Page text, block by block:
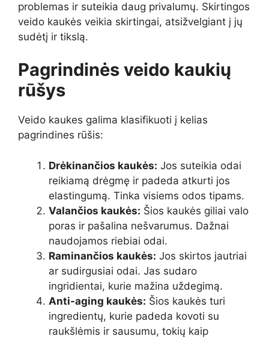
problemas ir suteikia daug privalumų. Skirtingos
veido kaukės veikia skirtingai, atsižvelgiant į jų
sudėtį ir tikslą.
Pagrindinės veido kaukių
rūšys
Veido kaukes galima klasifikuoti į kelias
pagrindines rūšis:
Drėkinančios kaukės: Jos suteikia odai
reikiamą drėgmę ir padeda atkurti jos
elastingumą. Tinka visiems odos tipams.
Valančios kaukės: Šios kaukės giliai valo
poras ir pašalina nešvarumus. Dažnai
naudojamos riebiai odai.
Raminančios kaukės: Jos skirtos jautriai
ar sudirgusiai odai. Jas sudaro
ingridientai, kurie mažina uždegimą.
Anti-aging kaukės: Šios kaukės turi
ingredientų, kurie padeda kovoti su
raukšlėmis ir sausumu, tokių kaip